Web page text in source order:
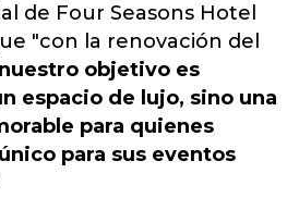
de Four Seasons Hotel
"con la renovación del
nuestro objetivo es
espacio de lujo, sino una
para quienes
para sus eventos